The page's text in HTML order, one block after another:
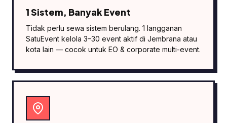
1 Sistem, Banyak Event
Tidak perlu sewa sistem berulang. 1 langganan
SatuEvent kelola 3–30 event aktif di Jembrana atau
kota lain — cocok untuk EO & corporate multi-event.